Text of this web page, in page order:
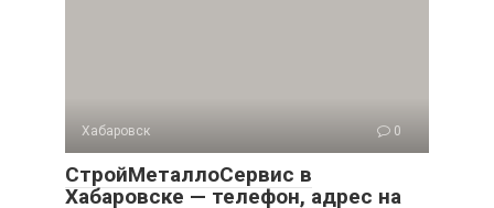
Хабаровск 0
СтройМеталлоСервис в
Хабаровске — телефон, адрес на